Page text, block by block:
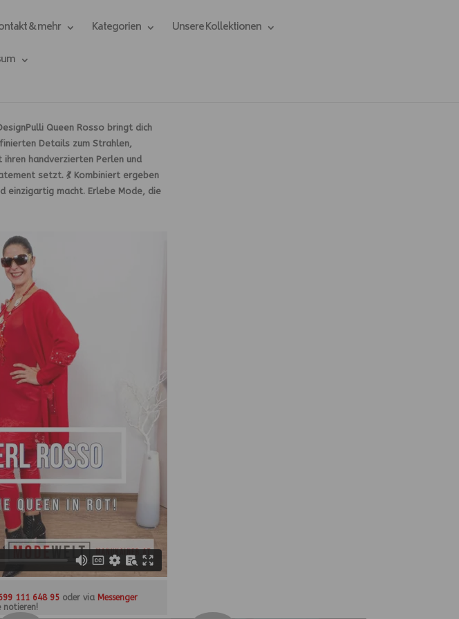
& mehr Kategorien
Unsere Kollektionen
Queen Rosso bringt dich
Details zum Strahlen,
ihren handverzierten Perlen und
setzt. 💃 Kombiniert ergeben
einzigartig macht. Erlebe Mode, die
111 648 95 oder via Messenger
notieren!